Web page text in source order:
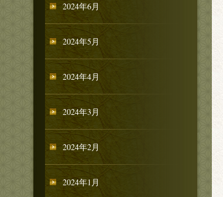
2024年6月
2024年5月
2024年4月
2024年3月
2024年2月
2024年1月